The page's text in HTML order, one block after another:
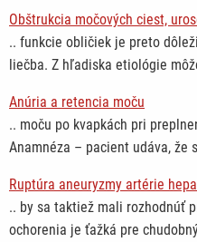
Obštrukcia močových ciest,
.. funkcie obličiek je preto
liečba. Z hľadiska etiológie
Anúria a retencia moču
.. moču po kvapkách pri
Anamnéza – pacient udáva, že
Ruptúra aneuryzmy artérie
.. by sa taktiež mali rozhodnúť
ochorenia je ťažká pre